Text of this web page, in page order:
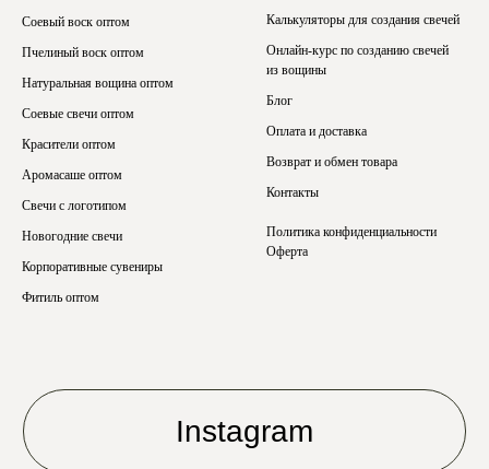
Соевый воск оптом
Пчелиный воск оптом
Натуральная вощина оптом
Соевые свечи оптом
Красители оптом
Аромасаше оптом
Свечи с логотипом
Новогодние свечи
Корпоративные сувениры
Фитиль оптом
Калькуляторы для создания свечей
Онлайн-курс по созданию свечей
из вощины
Блог
Оплата и доставка
Возврат и обмен товара
Контакты
Политика конфиденциальности
Оферта